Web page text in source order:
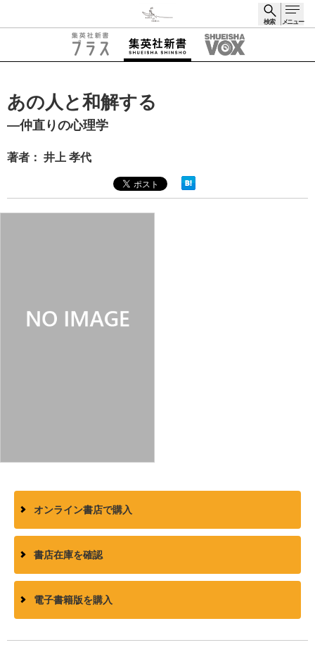
検索 メニュー
あの人と和解する
―仲直りの心理学
著者： 井上 孝代
オンライン書店で購入
書店在庫を確認
電子書籍版を購入